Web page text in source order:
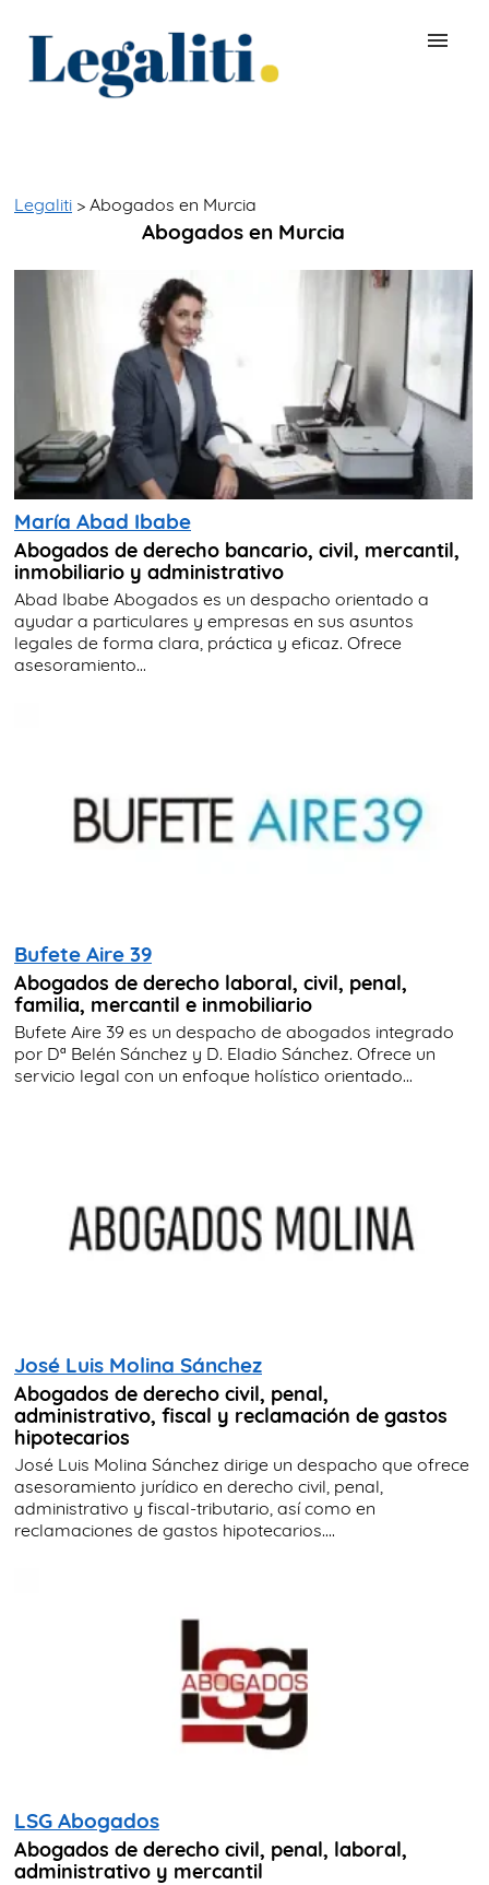
Legaliti > Abogados en Murcia
Abogados en Murcia
María Abad Ibabe
Abogados de derecho bancario, civil, mercantil,
inmobiliario y administrativo
Abad Ibabe Abogados es un despacho orientado a
ayudar a particulares y empresas en sus asuntos
legales de forma clara, práctica y eficaz. Ofrece
asesoramiento...
Bufete Aire 39
Abogados de derecho laboral, civil, penal,
familia, mercantil e inmobiliario
Bufete Aire 39 es un despacho de abogados integrado
por Dª Belén Sánchez y D. Eladio Sánchez. Ofrece un
servicio legal con un enfoque holístico orientado...
José Luis Molina Sánchez
Abogados de derecho civil, penal,
administrativo, fiscal y reclamación de gastos
hipotecarios
José Luis Molina Sánchez dirige un despacho que ofrece
asesoramiento jurídico en derecho civil, penal,
administrativo y fiscal-tributario, así como en
reclamaciones de gastos hipotecarios....
LSG Abogados
Abogados de derecho civil, penal, laboral,
administrativo y mercantil